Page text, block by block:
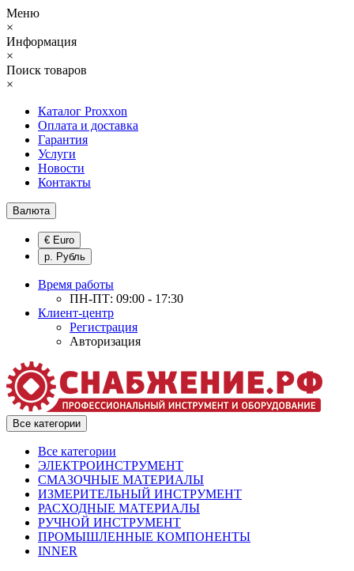
Меню
×
Информация
×
Поиск товаров
×
Каталог Proxxon
Оплата и доставка
Гарантия
Услуги
Новости
Контакты
Валюта
€ Euro
р. Рубль
Время работы
ПН-ПТ: 09:00 - 17:30
Клиент-центр
Регистрация
Авторизация
Все категории
Все категории
ЭЛЕКТРОИНСТРУМЕНТ
СМАЗОЧНЫЕ МАТЕРИАЛЫ
ИЗМЕРИТЕЛЬНЫЙ ИНСТРУМЕНТ
РАСХОДНЫЕ МАТЕРИАЛЫ
РУЧНОЙ ИНСТРУМЕНТ
ПРОМЫШЛЕННЫЕ КОМПОНЕНТЫ
INNER